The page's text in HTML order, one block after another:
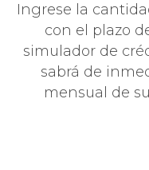
Ingrese la
con el plazo
simulador de
sabrá de
mensual de